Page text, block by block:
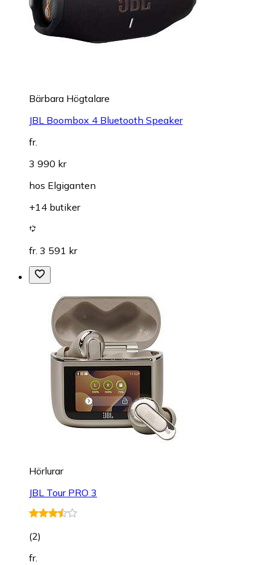
Bärbara Högtalare
JBL Boombox 4 Bluetooth Speaker
fr.
3 990 kr
hos Elgiganten
+14 butiker
fr. 3 591 kr
Hörlurar
JBL Tour PRO 3
(2)
fr.